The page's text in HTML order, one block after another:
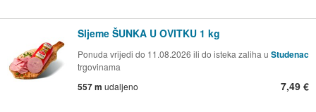
Sljeme ŠUNKA U OVITKU 1 kg
Ponuda vrijedi do 11.08.2026 ili do isteka zaliha u Studenac
trgovinama
557 m udaljeno 7,49 €